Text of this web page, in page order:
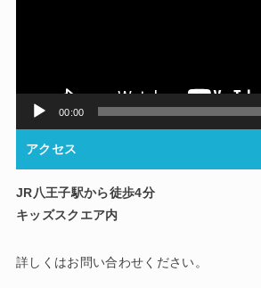
00:00
アクセス
JR八王子駅から徒歩4分
キッズスクエア内
詳しくはお問い合わせください。